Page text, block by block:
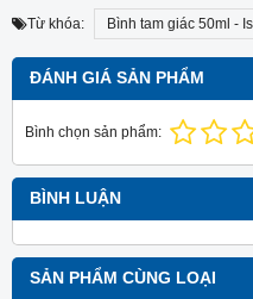
Từ khóa: Bình tam giác 50ml -
ĐÁNH GIÁ SẢN PHẨM
Bình chọn sản phẩm:
BÌNH LUẬN
SẢN PHẨM CÙNG LOẠI